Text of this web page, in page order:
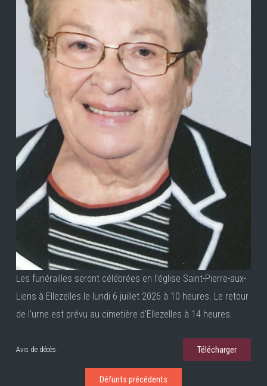
Les funérailles seront célébrées en l’église Saint-Pierre-aux-
Liens à Ellezelles le lundi 6 juillet 2026 à 10 heures. Le retour
de l’urne est prévu au cimetière d’Ellezelles à 14 heures.
Avis de décès. Télécharger
Défunts précédents